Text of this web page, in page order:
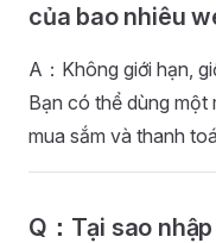
của bao nhiêu
A：Không giới hạn,
Bạn có thể dùng một
mua sắm và thanh
Q：Tại sao